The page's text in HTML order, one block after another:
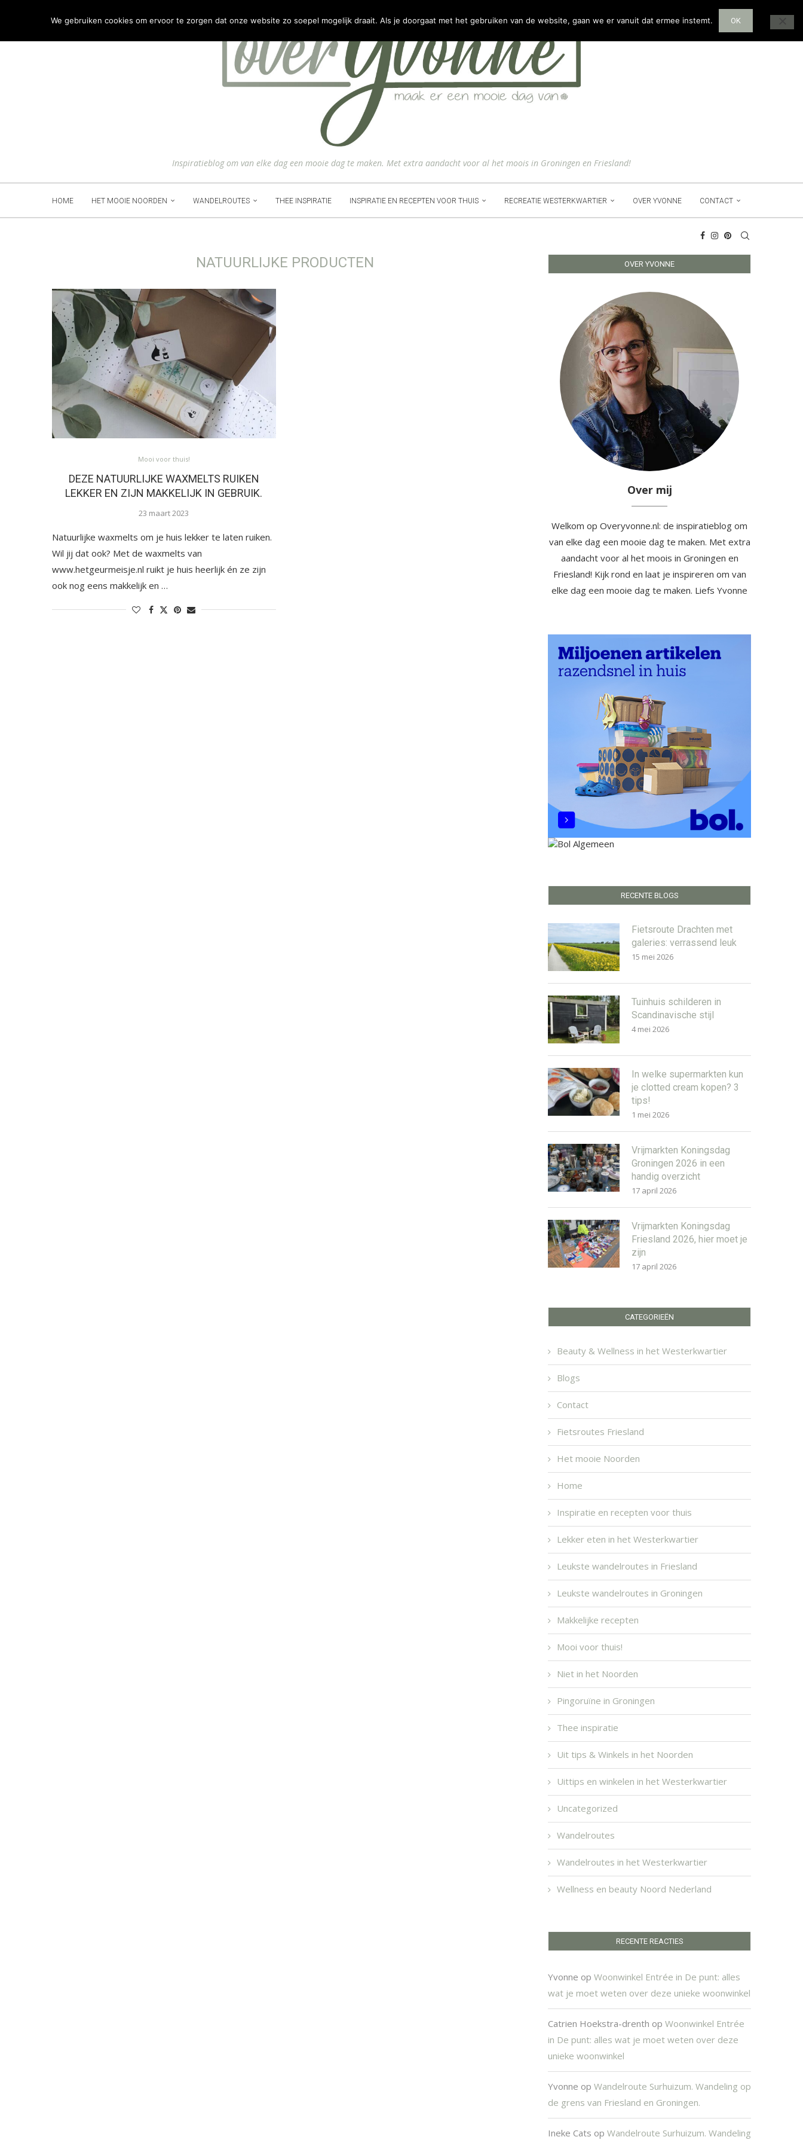
Inspiratieblog om van elke dag een mooie dag te maken. Met extra aandacht voor al het moois in Groningen en Friesland!
HOME HET MOOIE NOORDEN WANDELROUTES THEE INSPIRATIE INSPIRATIE EN RECEPTEN VOOR THUIS RECREATIE WESTERKWARTIER OVER YVONNE CONTACT
NATUURLIJKE PRODUCTEN
Mooi voor thuis!
DEZE NATUURLIJKE WAXMELTS RUIKEN
LEKKER EN ZIJN MAKKELIJK IN GEBRUIK.
23 maart 2023
Natuurlijke waxmelts om je huis lekker te laten ruiken.
Wil jij dat ook? Met de waxmelts van
www.hetgeurmeisje.nl ruikt je huis heerlijk én ze zijn
ook nog eens makkelijk en …
OVER YVONNE
Over mij
Welkom op Overyvonne.nl: de inspiratieblog om
van elke dag een mooie dag te maken. Met extra
aandacht voor al het moois in Groningen en
Friesland! Kijk rond en laat je inspireren om van
elke dag een mooie dag te maken. Liefs Yvonne
RECENTE BLOGS
Fietsroute Drachten met
galeries: verrassend leuk
15 mei 2026
Tuinhuis schilderen in
Scandinavische stijl
4 mei 2026
In welke supermarkten kun
je clotted cream kopen? 3
tips!
1 mei 2026
Vrijmarkten Koningsdag
Groningen 2026 in een
handig overzicht
17 april 2026
Vrijmarkten Koningsdag
Friesland 2026, hier moet je
zijn
17 april 2026
CATEGORIEËN
Beauty & Wellness in het Westerkwartier
Blogs
Contact
Fietsroutes Friesland
Het mooie Noorden
Home
Inspiratie en recepten voor thuis
Lekker eten in het Westerkwartier
Leukste wandelroutes in Friesland
Leukste wandelroutes in Groningen
Makkelijke recepten
Mooi voor thuis!
Niet in het Noorden
Pingoruïne in Groningen
Thee inspiratie
Uit tips & Winkels in het Noorden
Uittips en winkelen in het Westerkwartier
Uncategorized
Wandelroutes
Wandelroutes in het Westerkwartier
Wellness en beauty Noord Nederland
RECENTE REACTIES
Yvonne op Woonwinkel Entrée in De punt: alles
wat je moet weten over deze unieke woonwinkel
Catrien Hoekstra-drenth op Woonwinkel Entrée
in De punt: alles wat je moet weten over deze
unieke woonwinkel
Yvonne op Wandelroute Surhuizum. Wandeling op
de grens van Friesland en Groningen.
Ineke Cats op Wandelroute Surhuizum. Wandeling
We gebruiken cookies om ervoor te zorgen dat onze website zo soepel mogelijk draait. Als je doorgaat met het gebruiken van de website, gaan we er vanuit dat ermee instemt. OK